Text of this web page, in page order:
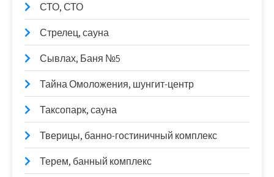
СТО, СТО
Стрелец, сауна
Сывлах, Баня №5
Тайна Омоложения, шунгит-центр
Таксопарк, сауна
Тверицы, банно-гостиничный комплекс
Терем, банный комплекс